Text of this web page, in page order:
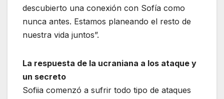
descubierto una conexión con Sofía como
nunca antes. Estamos planeando el resto de
nuestra vida juntos”.
La respuesta de la ucraniana a los ataque y
un secreto
Sofiia comenzó a sufrir todo tipo de ataques